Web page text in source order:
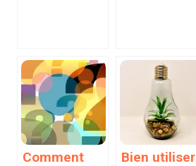
Comment
Bien utiliser